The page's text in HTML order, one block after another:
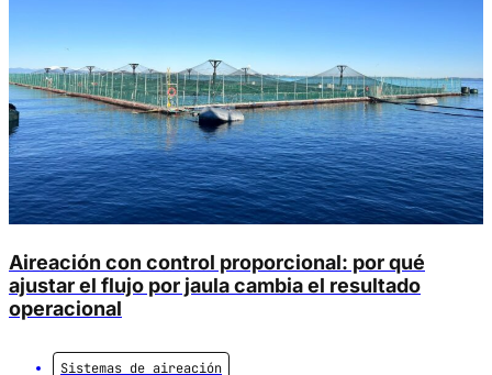
Aireación con control proporcional: por qué
ajustar el flujo por jaula cambia el resultado
operacional
Sistemas de aireación